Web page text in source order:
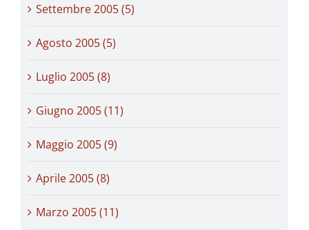
Settembre 2005 (5)
Agosto 2005 (5)
Luglio 2005 (8)
Giugno 2005 (11)
Maggio 2005 (9)
Aprile 2005 (8)
Marzo 2005 (11)